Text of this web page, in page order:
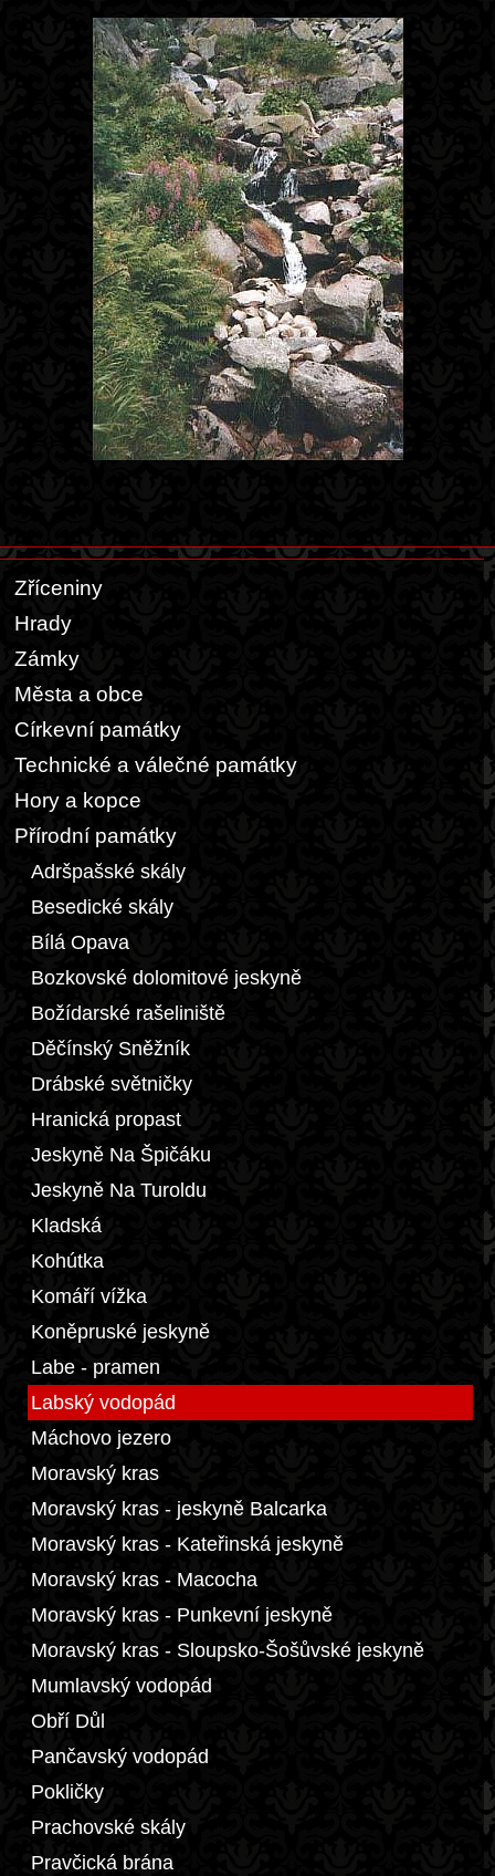
Zříceniny
Hrady
Zámky
Města a obce
Církevní památky
Technické a válečné památky
Hory a kopce
Přírodní památky
Adršpašské skály
Besedické skály
Bílá Opava
Bozkovské dolomitové jeskyně
Božídarské rašeliniště
Děčínský Sněžník
Drábské světničky
Hranická propast
Jeskyně Na Špičáku
Jeskyně Na Turoldu
Kladská
Kohútka
Komáří vížka
Koněpruské jeskyně
Labe - pramen
Labský vodopád
Máchovo jezero
Moravský kras
Moravský kras - jeskyně Balcarka
Moravský kras - Kateřinská jeskyně
Moravský kras - Macocha
Moravský kras - Punkevní jeskyně
Moravský kras - Sloupsko-Šošůvské jeskyně
Mumlavský vodopád
Obří Důl
Pančavský vodopád
Pokličky
Prachovské skály
Pravčická brána